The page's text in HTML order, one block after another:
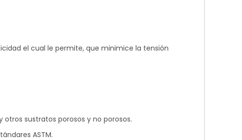
el cual le permite, que minimice la tensión
sustratos porosos y no porosos.
ASTM.